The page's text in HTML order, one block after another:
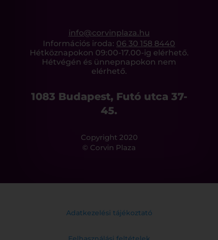
info@corvinplaza.hu
Információs iroda: 06 30 158 8440
Hétköznapokon 09:00-17.00-ig elérhető.
Hétvégén és ünnepnapokon nem
elérhető.
1083 Budapest, Futó utca 37-
45.
Copyright 2020
© Corvin Plaza
Adatkezelési tájékoztató